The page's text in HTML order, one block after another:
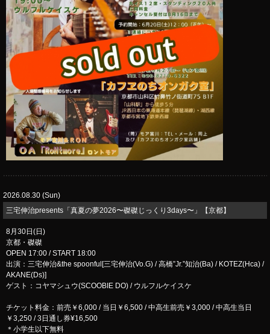
2026.08.30 (Sun)
三宅伸治presents「真夏の夢2026〜磔磔じっくり3days〜」【京都】
8月30日(日)
京都・磔磔
OPEN 17:00 / START 18:00
出演：三宅伸治&the spoonful[三宅伸治(Vo.G) / 高橋”Jr.”知治(Ba) / KOTEZ(Hca) /
AKANE(Ds)]
ゲスト：コヤマシュウ(SCOOBIE DO) / ウルフルケイスケ
チケット料金：前売￥6,000 / 当日￥6,500 / 中高生前売￥3,000 / 中高生当日
￥3,250 / 3日通し券¥16,500
＊小学生以下無料